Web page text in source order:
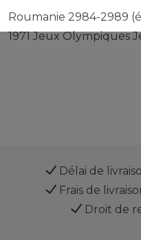
Roumanie 2984-2989
1971 Jeux Olympiques
Délai de
Frais de
Droit de